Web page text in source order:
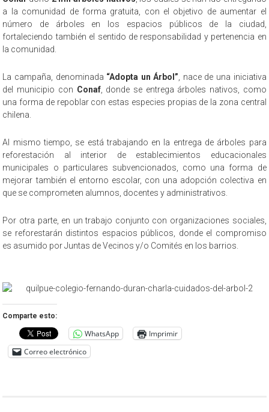
a la comunidad de forma gratuita, con el objetivo de aumentar el
número de árboles en los espacios públicos de la ciudad,
fortaleciendo también el sentido de responsabilidad y pertenencia en
la comunidad.
La campaña, denominada “Adopta un Árbol” , nace de una iniciativa
del municipio con Conaf, donde se entrega árboles nativos, como
una forma de repoblar con estas especies propias de la zona central
chilena.
Al mismo tiempo, se está trabajando en la entrega de árboles para
reforestación al interior de establecimientos educacionales
municipales o particulares subvencionados, como una forma de
mejorar también el entorno escolar, con una adopción colectiva en
que se comprometen alumnos, docentes y administrativos.
Por otra parte, en un trabajo conjunto con organizaciones sociales,
se reforestarán distintos espacios públicos, donde el compromiso
es asumido por Juntas de Vecinos y/o Comités en los barrios.
Comparte esto:
WhatsApp
Imprimir
Correo electrónico